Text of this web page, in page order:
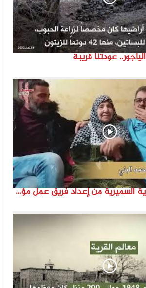
الياجور.. عودتنا قريبة
فيلم كبار السن قرية السميرية من إعداد فريق عمل مؤسسة هوية